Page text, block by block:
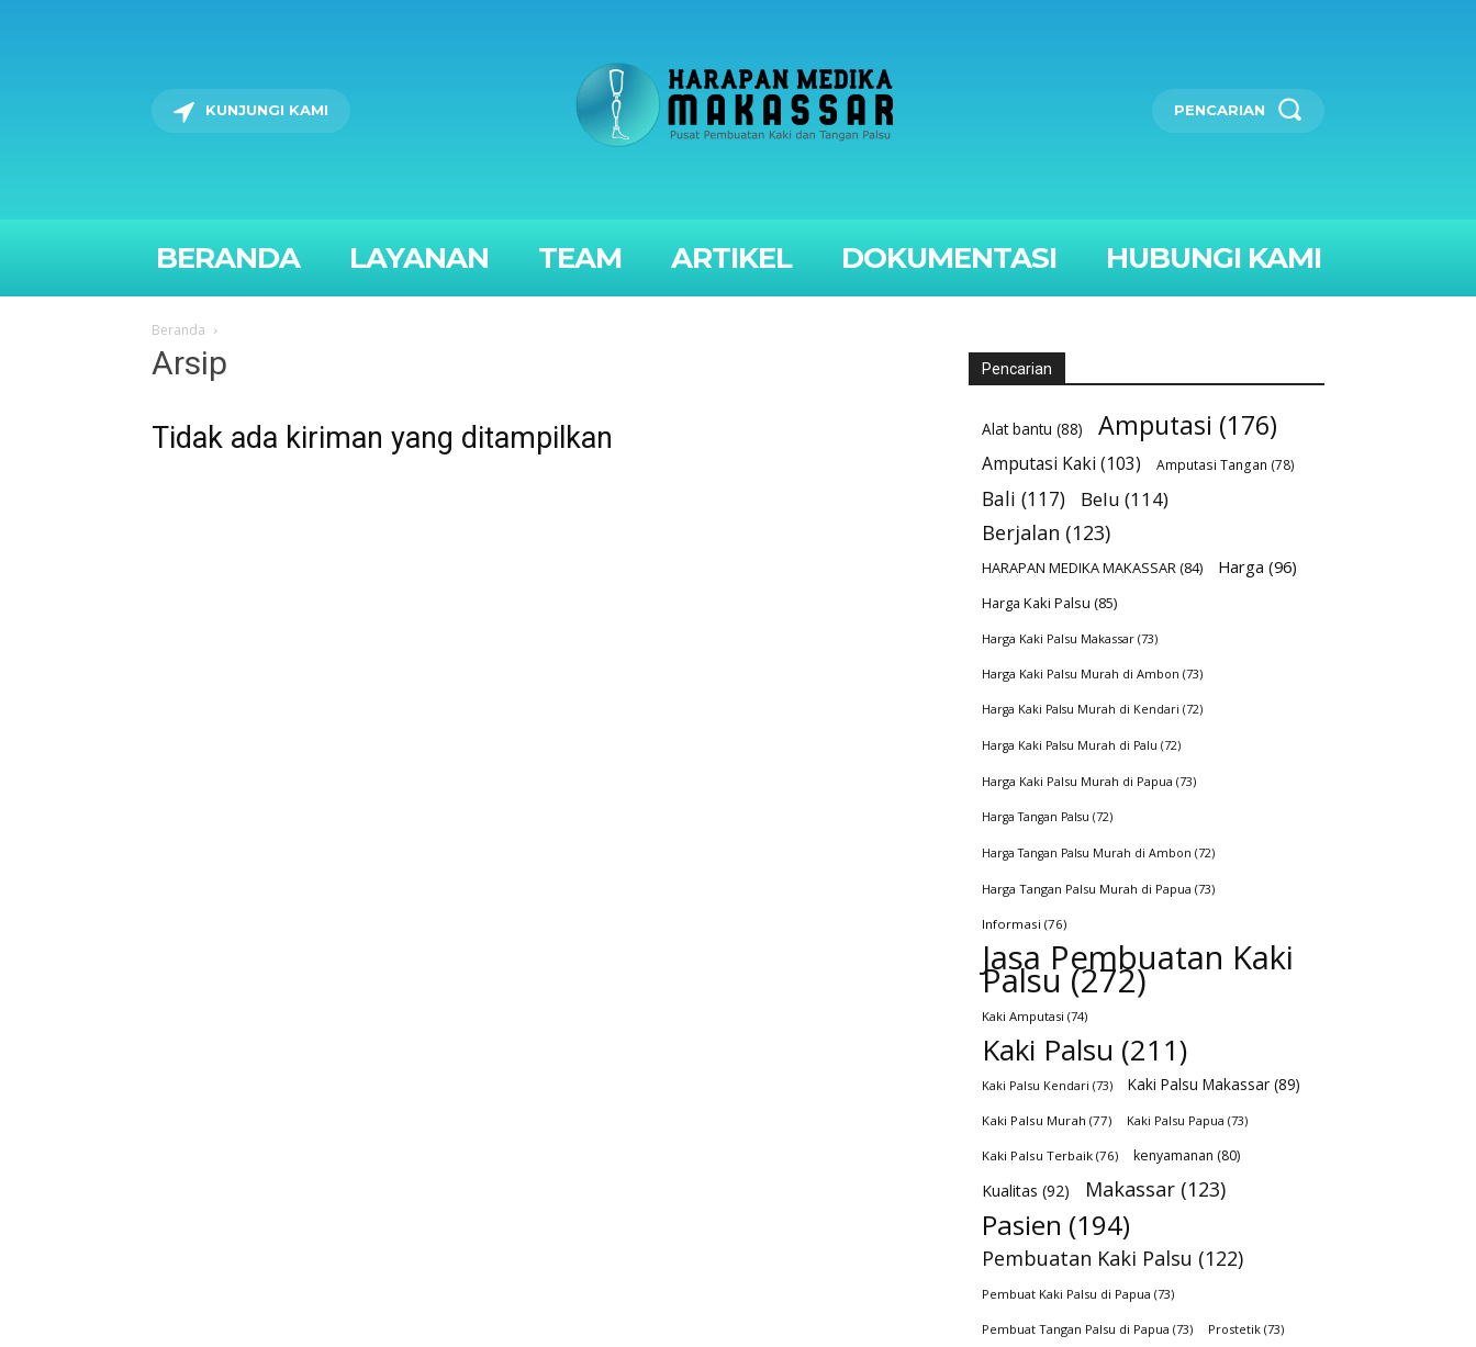
KUNJUNGI KAMI PENCARIAN
BERANDA LAYANAN TEAM ARTIKEL DOKUMENTASI HUBUNGI KAMI
Beranda
Arsip
Tidak ada kiriman yang ditampilkan
Pencarian
Alat bantu (88) Amputasi (176)
Amputasi Kaki (103) Amputasi Tangan (78)
Bali (117) Belu (114)
Berjalan (123)
HARAPAN MEDIKA MAKASSAR(84) Harga (96)
Harga Kaki Palsu (85)
Harga Kaki Palsu Makassar (73)
Harga Kaki Palsu Murah di Ambon (73)
Harga Kaki Palsu Murah di Kendari (72)
Harga Kaki Palsu Murah di Palu (72)
Harga Kaki Palsu Murah di Papua (73)
Harga Tangan Palsu (72)
Harga Tangan Palsu Murah di Ambon (72)
Harga Tangan Palsu Murah di Papua (73)
Informasi (76)
Jasa Pembuatan Kaki
Palsu (272)
Kaki Amputasi (74)
Kaki Palsu (211)
Kaki Palsu Kendari (73) Kaki Palsu Makassar (89)
Kaki Palsu Murah (77) Kaki Palsu Papua (73)
Kaki Palsu Terbaik (76) kenyamanan (80)
Kualitas (92) Makassar (123)
Pasien (194)
Pembuatan Kaki Palsu (122)
Pembuat Kaki Palsu di Papua (73)
Pembuat Tangan Palsu di Papua (73) Prostetik (73)